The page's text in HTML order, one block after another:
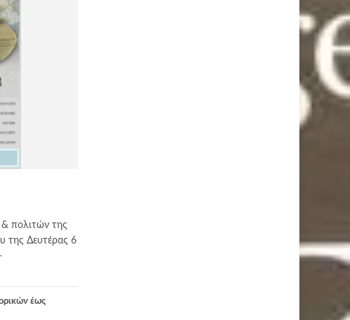
πολιτών της
της Δευτέρας 6
έως